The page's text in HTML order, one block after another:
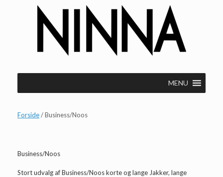
MENU
Forside/ Business/Noos
Business/Noos
Stort udvalg af Business/Noos korte og lange Jakker, lange